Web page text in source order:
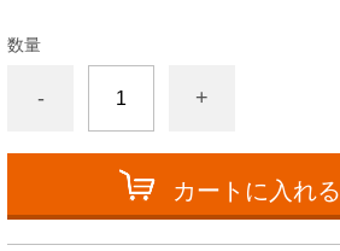
数量
- +
カートに入れる